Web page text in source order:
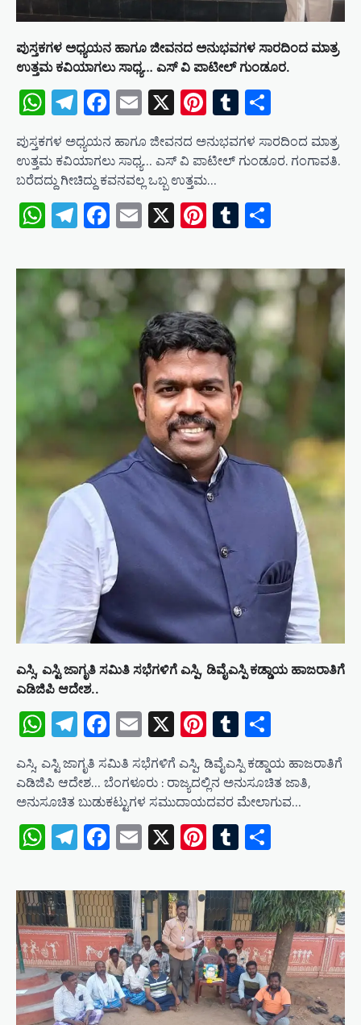
ಪುಸ್ತಕಗಳ ಅಧ್ಯಯನ ಹಾಗೂ ಜೀವನದ ಅನುಭವಗಳ ಸಾರದಿಂದ ಮಾತ್ರ
ಉತ್ತಮ ಕವಿಯಾಗಲು ಸಾಧ್ಯ… ಎಸ್ ವಿ ಪಾಟೀಲ್ ಗುಂಡೂರ.
WhatsApp
Telegram
Facebook
Email
X Pinterest
Tumblr
ಪುಸ್ತಕಗಳ ಅಧ್ಯಯನ ಹಾಗೂ ಜೀವನದ ಅನುಭವಗಳ ಸಾರದಿಂದ ಮಾತ್ರ
ಉತ್ತಮ ಕವಿಯಾಗಲು ಸಾಧ್ಯ… ಎಸ್ ವಿ ಪಾಟೀಲ್ ಗುಂಡೂರ. ಗಂಗಾವತಿ.
ಬರೆದದ್ದು ಗೀಚಿದ್ದು ಕವನವಲ್ಲ ಒಬ್ಬ ಉತ್ತಮ…
WhatsApp
Telegram
Facebook
Email
X Pinterest
Tumblr
ಎಸ್ಸಿ, ಎಸ್ಟಿ ಜಾಗೃತಿ ಸಮಿತಿ ಸಭೆಗಳಿಗೆ ಎಸ್ಪಿ, ಡಿವೈಎಸ್ಪಿ ಕಡ್ಡಾಯ ಹಾಜರಾತಿಗೆ
ಎಡಿಜಿಪಿ ಆದೇಶ..
WhatsApp
Telegram
Facebook
Email
X Pinterest
Tumblr
ಎಸ್ಸಿ, ಎಸ್ಟಿ ಜಾಗೃತಿ ಸಮಿತಿ ಸಭೆಗಳಿಗೆ ಎಸ್ಪಿ, ಡಿವೈಎಸ್ಪಿ ಕಡ್ಡಾಯ ಹಾಜರಾತಿಗೆ
ಎಡಿಜಿಪಿ ಆದೇಶ… ಬೆಂಗಳೂರು : ರಾಜ್ಯದಲ್ಲಿನ ಅನುಸೂಚಿತ ಜಾತಿ,
ಅನುಸೂಚಿತ ಬುಡುಕಟ್ಟುಗಳ ಸಮುದಾಯದವರ ಮೇಲಾಗುವ…
WhatsApp
Telegram
Facebook
Email
X Pinterest
Tumblr